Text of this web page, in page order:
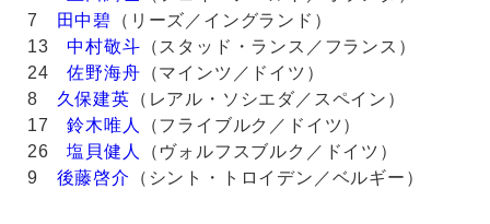
7
田中碧 （リーズ／イングランド）
13中村敬斗 （スタッド・ランス／フランス）
24佐野海舟 （マインツ／ドイツ）
8 久保建英 （レアル・ソシエダ／スペイン）
17鈴木唯人
（フライブルク／ドイツ）
26塩貝健人
（ヴォルフスブルク／ドイツ）
9 後藤啓介 （シント・トロイデン／ベルギー）